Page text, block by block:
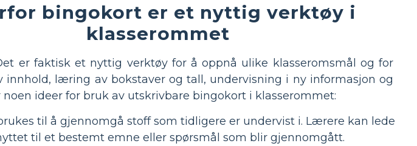
bingokort er et nyttig verktøy i
klasserommet
er faktisk et nyttig verktøy for å oppnå ulike klasseromsmål og for
læring av bokstaver og tall, undervisning i ny informasjon og
ideer for bruk av utskrivbare bingokort i klasserommet:
til å gjennomgå stoff som tidligere er undervist i. Lærere kan lede
til et bestemt emne eller spørsmål som blir gjennomgått.